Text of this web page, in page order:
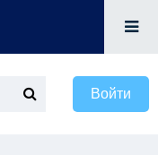
Войти